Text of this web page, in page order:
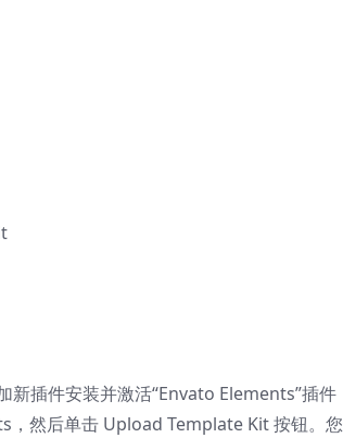
新插件安装并激活“Envato Elements”插件
然后单击 Upload Template Kit 按钮。